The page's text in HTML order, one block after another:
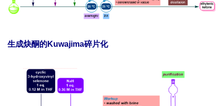
生成炔酮的Kuwajima碎片化